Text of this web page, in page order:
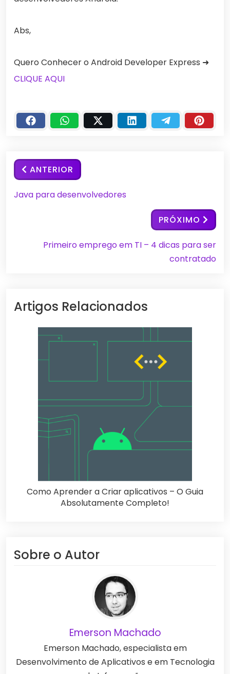
Abs,
Quero Conhecer o Android Developer Express ➜
CLIQUE AQUI
ANTERIOR
Java para desenvolvedores
PRÓXIMO
Primeiro emprego em TI – 4 dicas para ser
contratado
Artigos Relacionados
Como Aprender a Criar aplicativos – O Guia
Absolutamente Completo!
Sobre o Autor
Emerson Machado
Emerson Machado, especialista em
Desenvolvimento de Aplicativos e em Tecnologia